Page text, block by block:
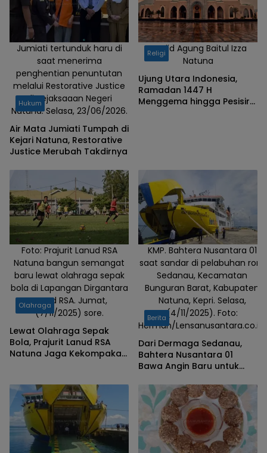
Natuna,
tampak
memecah
batu
dengan
alat
sederhana.
Jumiati tertunduk haru di
saat menerima
penghentian penuntutan
melalui Restorative Justice
di Kejaksaaan Negeri
Natuna. Selasa, 23/06/2026.
Hukum
Air Mata Jumiati Tumpah di
Kejari Natuna, Restorative
Justice Merubah Takdirnya
Masjid Agung Baitul Izza
Natuna
Religi
Ujung Utara Indonesia,
Ramadan 1447 H
Menggema hingga Pesisir
Foto: Prajurit Lanud RSA
Natuna bangun semangat
baru lewat olahraga sepak
bola di Lapangan Dirgantara
Lanud RSA. Jumat,
(7/11/2025) sore.
Olahraga
Lewat Olahraga Sepak
Bola, Prajurit Lanud RSA
Natuna Jaga Kekompakan
KMP. Bahtera Nusantara 01
saat sandar di pelabuhan roro
Sedanau, Kecamatan
Bunguran Barat, Kabupaten
Natuna, Kepri. Selasa,
(4/11/2025). Foto:
Herman/Lensanusantara.co.id.
Berita
Dari Dermaga Sedanau,
Bahtera Nusantara 01
Bawa Angin Baru untuk